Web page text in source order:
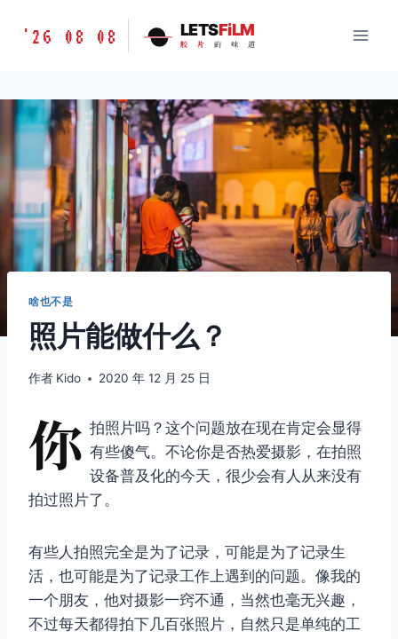
胶
味
道
LETSFILM
'26 08 08 LETSFiLM
胶 片 的 味 道
啥也不是
照片能做什么？
作者 Kido 2020 年 12 月 25 日
你 拍照片吗？这个问题放在现在肯定会显得
有些傻气。不论你是否热爱摄影，在拍照
设备普及化的今天，很少会有人从来没有
拍过照片了。
有些人拍照完全是为了记录，可能是为了记录生
活，也可能是为了记录工作上遇到的问题。像我的
一个朋友，他对摄影一窍不通，当然也毫无兴趣，
不过每天都得拍下几百张照片，自然只是单纯的工